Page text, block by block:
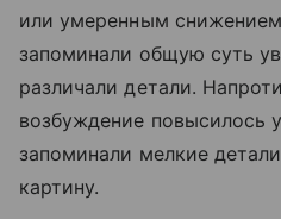
или умеренным
запоминали общую суть
различали детали.
возбуждение повысилось
запоминали мелкие
картину.